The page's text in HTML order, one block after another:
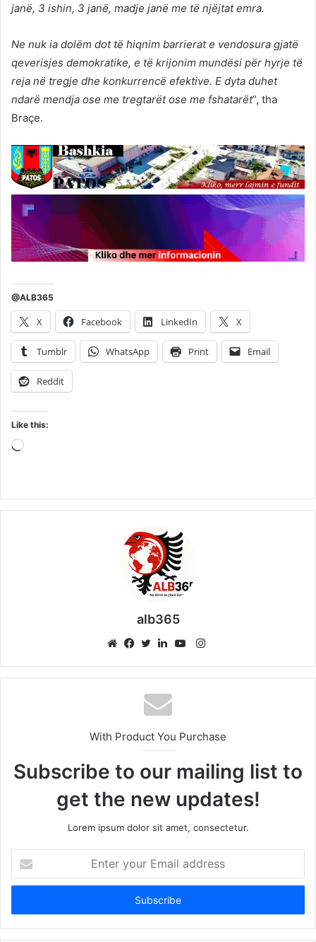
janë, 3 ishin, 3 janë, madje janë me të njëjtat emra.
Ne nuk ia dolëm dot të hiqnim barrierat e vendosura gjatë
qeverisjes demokratike, e të krijonim mundësi për hyrje të
reja në tregje dhe konkurrencë efektive. E dyta duhet
ndarë mendja ose me tregtarët ose me fshatarët”, tha
Braçe.
@ALB365
X Facebook LinkedIn X
Tumblr WhatsApp Print Email
Reddit
Like this:
Loading…
alb365
Instagram
With Product You Purchase
Subscribe to our mailing list to
get the new updates!
Lorem ipsum dolor sit amet, consectetur.
your
Email